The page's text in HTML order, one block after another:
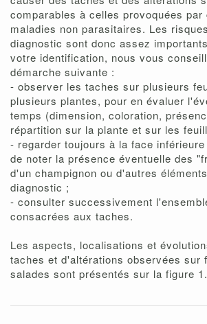
comparables à celles provoquées par
maladies non parasitaires. Les
diagnostic sont donc assez
votre identification, nous vous
démarche suivante :
- observer les taches sur plusieurs
plusieurs plantes, pour en évaluer
temps (dimension, coloration,
répartition sur la plante et sur les
- regarder toujours à la face
de noter la présence éventuelle des
d'un champignon ou d'autres
diagnostic ;
- consulter successivement
consacrées aux taches.
Les aspects, localisations et
taches et d'altérations observées sur
salades sont présentés sur la figure 1.